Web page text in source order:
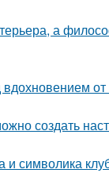
а
создать
и символика